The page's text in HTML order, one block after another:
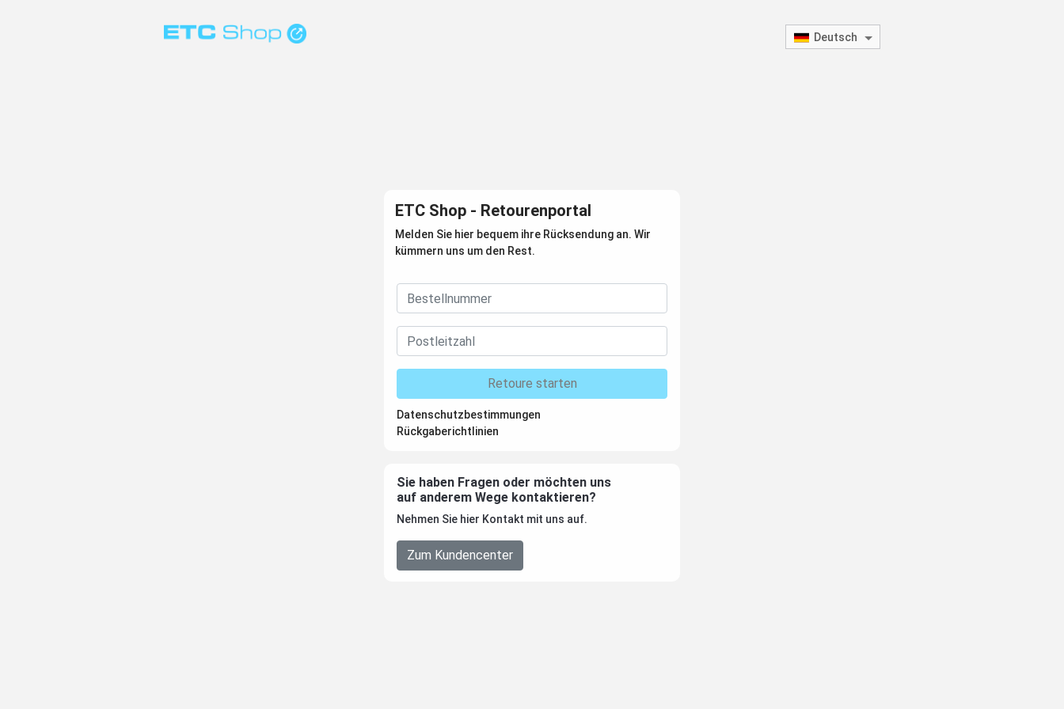
Deutsch
ETC Shop - Retourenportal
Melden Sie hier bequem ihre Rücksendung an. Wir
kümmern uns um den Rest.
Retoure starten
Datenschutzbestimmungen
Rückgaberichtlinien
Sie haben Fragen oder möchten uns
auf anderem Wege kontaktieren?
Nehmen Sie hier Kontakt mit uns auf.
Zum Kundencenter